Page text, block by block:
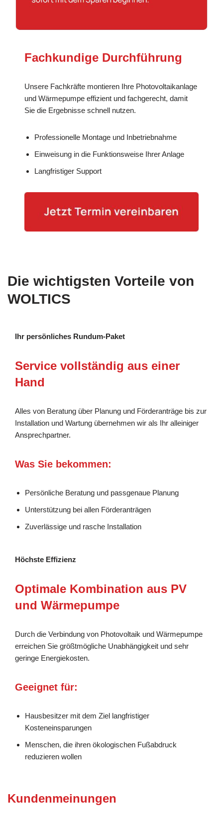
Fachkundige Durchführung
Unsere Fachkräfte montieren Ihre Photovoltaikanlage
und Wärmepumpe effizient und fachgerecht, damit
Sie die Ergebnisse schnell nutzen.
Professionelle Montage und Inbetriebnahme
Einweisung in die Funktionsweise Ihrer Anlage
Langfristiger Support
Die wichtigsten Vorteile von
WOLTICS
Ihr persönliches Rundum-Paket
Service vollständig aus einer
Hand
Alles von Beratung über Planung und Förderanträge bis zur
Installation und Wartung übernehmen wir als Ihr alleiniger
Ansprechpartner.
Was Sie bekommen:
Persönliche Beratung und passgenaue Planung
Unterstützung bei allen Förderanträgen
Zuverlässige und rasche Installation
Höchste Effizienz
Optimale Kombination aus PV
und Wärmepumpe
Durch die Verbindung von Photovoltaik und Wärmepumpe
erreichen Sie größtmögliche Unabhängigkeit und sehr
geringe Energiekosten.
Geeignet für:
Hausbesitzer mit dem Ziel langfristiger
Kosteneinsparungen
Menschen, die ihren ökologischen Fußabdruck
reduzieren wollen
Kundenmeinungen